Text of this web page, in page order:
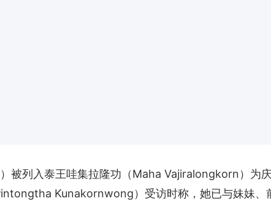
列入泰王哇集拉隆功（Maha Vajiralongkorn）为
Kunakornwong）受访时称，她已与妹妹、